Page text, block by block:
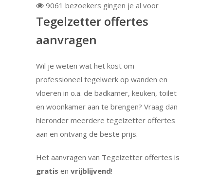
 9061 bezoekers gingen je al voor
Tegelzetter offertes
aanvragen
Wil je weten wat het kost om
professioneel tegelwerk op wanden en
vloeren in o.a. de badkamer, keuken, toilet
en woonkamer aan te brengen? Vraag dan
hieronder meerdere tegelzetter offertes
aan en ontvang de beste prijs.
Het aanvragen van Tegelzetter offertes is
gratis en vrijblijvend!